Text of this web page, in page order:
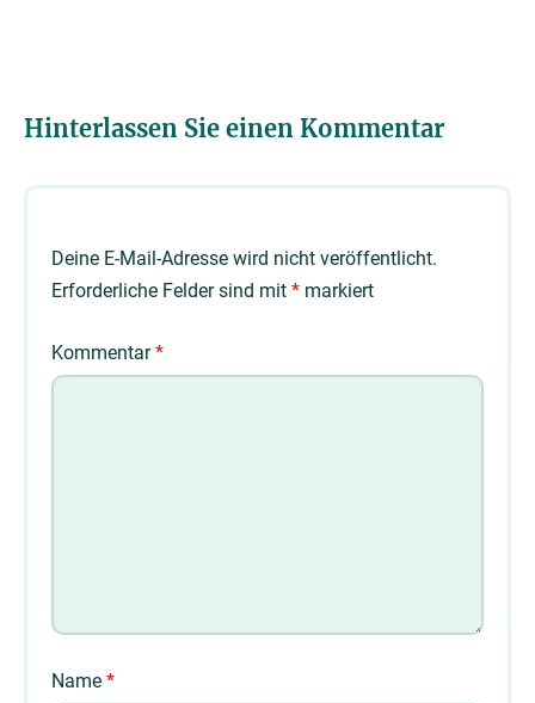
Hinterlassen Sie einen Kommentar
Deine E-Mail-Adresse wird nicht veröffentlicht.
Erforderliche Felder sind mit * markiert
Kommentar*
Name *